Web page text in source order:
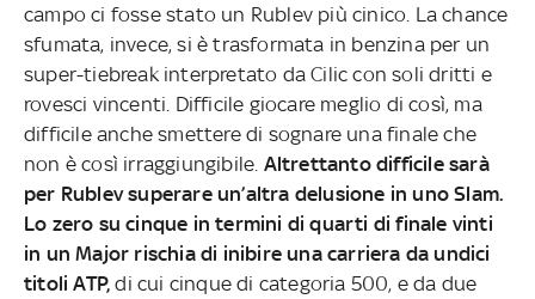
campo ci fosse stato un Rublev più cinico. La chance
sfumata, invece, si è trasformata in benzina per un
super-tiebreak interpretato da Cilic con soli dritti e
rovesci vincenti. Difficile giocare meglio di così, ma
difficile anche smettere di sognare una finale che
non è così irraggiungibile. Altrettanto difficile sarà
per Rublev superare un’altra delusione in uno Slam.
Lo zero su cinque in termini di quarti di finale vinti
in un Major rischia di inibire una carriera da undici
titoli ATP, di cui cinque di categoria 500, e da due